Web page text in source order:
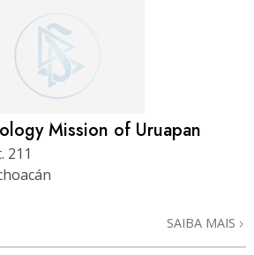
Mission of Uruapan
211
SAIBA MAIS